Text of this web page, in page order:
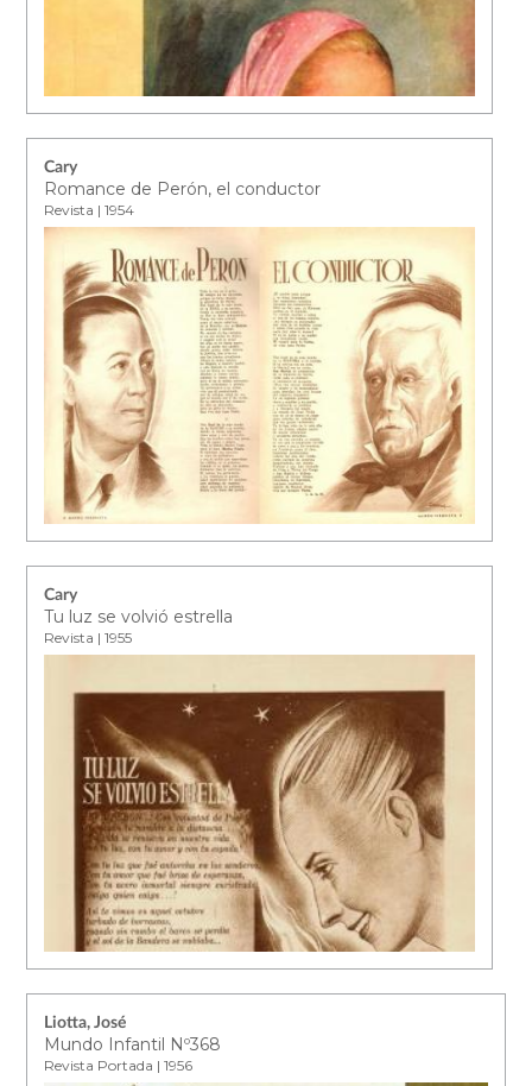
Cary
Romance de Perón, el conductor
Revista | 1954
Cary
Tu luz se volvió estrella
Revista | 1955
Liotta, José
Mundo Infantil Nº368
Revista Portada | 1956